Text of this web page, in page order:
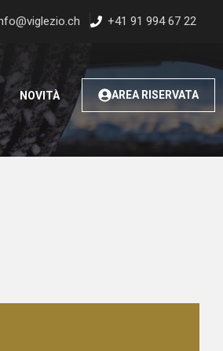
+41 91 994 67 22
NOVITÀ AREA RISERVATA